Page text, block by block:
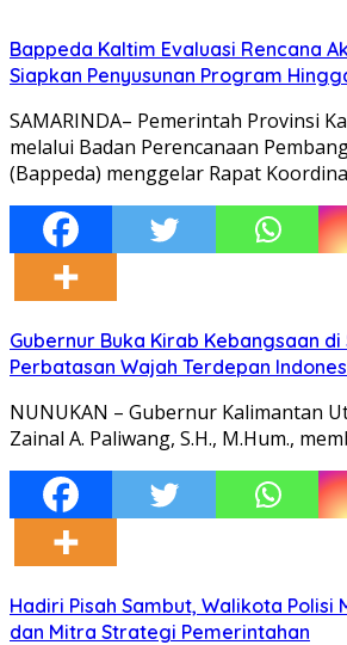
Bappeda Kaltim Evaluasi Rencana
Siapkan Penyusunan Program
SAMARINDA– Pemerintah Provinsi
melalui Badan Perencanaan
(Bappeda) menggelar Rapat
Gubernur Buka Kirab Kebangsaan
Perbatasan Wajah Terdepan
NUNUKAN – Gubernur Kalimantan
Zainal A. Paliwang, S.H., M.Hum.,
Hadiri Pisah Sambut, Walikota Polisi
dan Mitra Strategi Pemerintahan